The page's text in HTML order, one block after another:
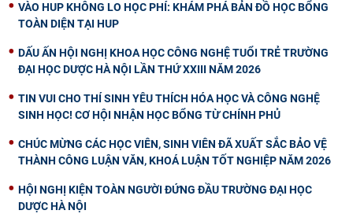
VÀO HUP KHÔNG LO HỌC PHÍ: KHÁM PHÁ BẢN ĐỒ HỌC BỔNG
TOÀN DIỆN TẠI HUP
DẤU ẤN HỘI NGHỊ KHOA HỌC CÔNG NGHỆ TUỔI TRẺ TRƯỜNG
ĐẠI HỌC DƯỢC HÀ NỘI LẦN THỨ XXIII NĂM 2026
TIN VUI CHO THÍ SINH YÊU THÍCH HÓA HỌC VÀ CÔNG NGHỆ
SINH HỌC! CƠ HỘI NHẬN HỌC BỔNG TỪ CHÍNH PHỦ
CHÚC MỪNG CÁC HỌC VIÊN, SINH VIÊN ĐÃ XUẤT SẮC BẢO VỆ
THÀNH CÔNG LUẬN VĂN, KHOÁ LUẬN TỐT NGHIỆP NĂM 2026
HỘI NGHỊ KIỆN TOÀN NGƯỜI ĐỨNG ĐẦU TRƯỜNG ĐẠI HỌC
DƯỢC HÀ NỘI